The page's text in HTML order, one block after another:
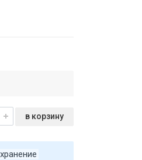
в корзину
хранение